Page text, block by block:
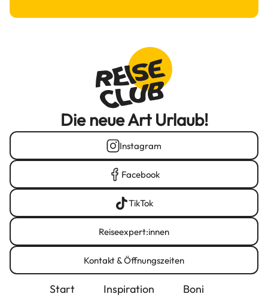
Die neue Art Urlaub!
Instagram
Facebook
TikTok
Reiseexpert:innen
Kontakt & Öffnungszeiten
Start Inspiration Boni